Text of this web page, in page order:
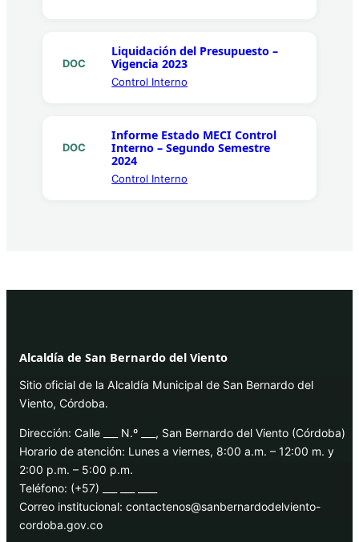
DOC
Liquidación del Presupuesto –
Vigencia 2023
Control Interno
DOC
Informe Estado MECI Control
Interno – Segundo Semestre
2024
Control Interno
Alcaldía de San Bernardo del Viento
Sitio oficial de la Alcaldía Municipal de San Bernardo del
Viento, Córdoba.
Dirección: Calle ___ N.º ___, San Bernardo del Viento (Córdoba)
Horario de atención: Lunes a viernes, 8:00 a.m. – 12:00 m. y
2:00 p.m. – 5:00 p.m.
Teléfono: (+57) ___ ___ ____
Correo institucional: contactenos@sanbernardodelviento-
cordoba.gov.co